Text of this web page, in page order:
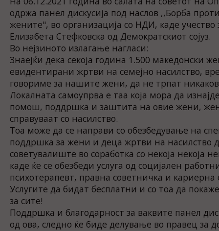
одржа панел дискусија под наслов ,,Борба
жените", во организација со НДИ, каде учество
Елизабета Стефковска од Демократскиот сојуз.
Во нејзиното излагање нагласи:
Знаејќи дека секоја година 1.500 македонски
евидентирани жртви на семејно насилство,
говориме за нашите жени, да не трпат
Локалната самоупрва е таа која мора да
помош, поддршка и заштита на овие жени,
справуваат со насилство.
Тоа може да се направи со обезбедување на
поддршка за жени и деца жртви на насилство
советувалиште во соработка со некоја некоја
каде ќе се обезбеди услуга од социјален
психотерапевт, правна советничка и
Услугите да бидат бесплатни и со тоа да
за сите!
Поддршка и благодарност за ваквите панел
од ова, следно ќе биде делување во правец за